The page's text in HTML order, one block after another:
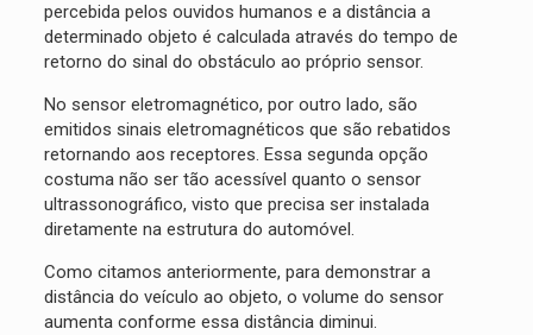
percebida pelos ouvidos humanos e a distância a
determinado objeto é calculada através do tempo de
retorno do sinal do obstáculo ao próprio sensor.
No sensor eletromagnético, por outro lado, são
emitidos sinais eletromagnéticos que são rebatidos
retornando aos receptores. Essa segunda opção
costuma não ser tão acessível quanto o sensor
ultrassonográfico, visto que precisa ser instalada
diretamente na estrutura do automóvel.
Como citamos anteriormente, para demonstrar a
distância do veículo ao objeto, o volume do sensor
aumenta conforme essa distância diminui.